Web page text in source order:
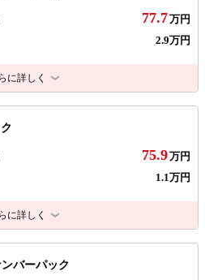
77.7万円
2.9万円
に詳しく
75.9万円
1.1万円
に詳しく
バーパック